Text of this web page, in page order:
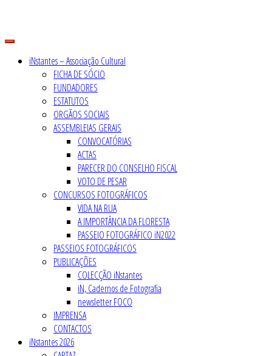
content
iNstantes – Associação Cultural
FICHA DE SÓCIO
FUNDADORES
ESTATUTOS
ORGÃOS SOCIAIS
ASSEMBLEIAS GERAIS
CONVOCATÓRIAS
ACTAS
PARECER DO CONSELHO FISCAL
VOTO DE PESAR
CONCURSOS FOTOGRÁFICOS
VIDA NA RUA
A IMPORTÂNCIA DA FLORESTA
PASSEIO FOTOGRÁFICO iN2022
PASSEIOS FOTOGRÁFICOS
PUBLICAÇÕES
COLECÇÃO iNstantes
iN, Cadernos de Fotografia
newsletter FOCO
IMPRENSA
CONTACTOS
iNstantes 2026